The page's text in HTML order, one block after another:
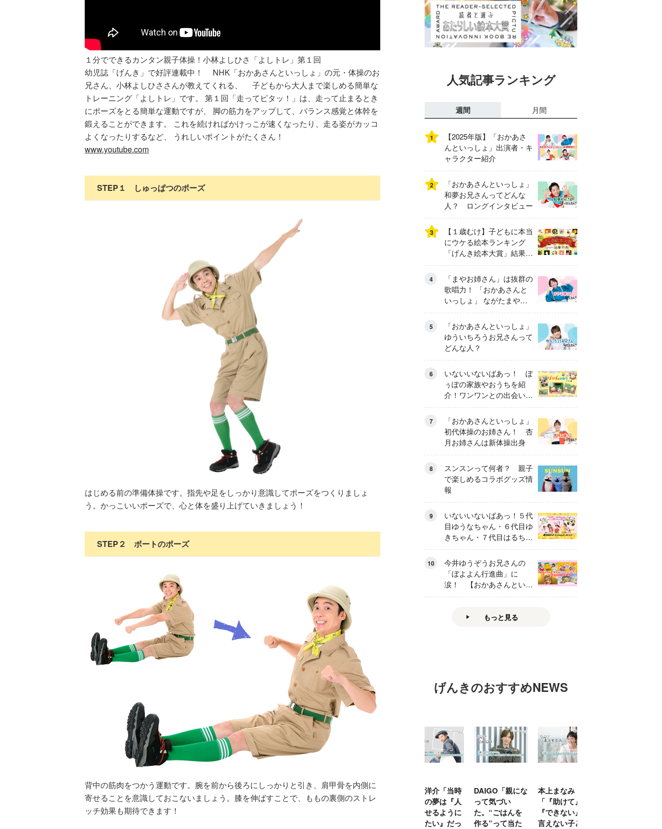
１分でできるカンタン親子体操！小林よしひさ「よしトレ」第１回
幼児誌「げんき」で好評連載中！ NHK「おかあさんといっしょ」の元・体操のお
兄さん、小林よしひささんが教えてくれる、 子どもから大人まで楽しめる簡単な
トレーニング「よしトレ」です。 第１回「走ってピタッ！」は、走って止まるとき
にポーズをとる簡単な運動ですが、 脚の筋力をアップして、バランス感覚と体幹を
鍛えることができます。 これを続ければかけっこが速くなったり、走る姿がカッコ
よくなったりするなど、 うれしいポイントがたくさん！
www.youtube.com
STEP１ しゅっぱつのポーズ
はじめる前の準備体操です。指先や足をしっかり意識してポーズをつくりましょ
う。かっこいいポーズで、心と体を盛り上げていきましょう！
STEP２ ボートのポーズ
背中の筋肉をつかう運動です。腕を前から後ろにしっかりと引き、肩甲骨を内側に
寄せることを意識しておこないましょう。膝を伸ばすことで、ももの裏側のストレ
ッチ効果も期待できます！
人気記事ランキング
週間 月間
1
【2025年版】「おかあさ
んといっしょ」出演者・キ
ャラクター紹介
2
「おかあさんといっしょ」
和夢お兄さんってどんな
人？ ロングインタビュー
3
【１歳むけ】子どもに本当
にウケる絵本ランキング
「げんき絵本大賞」結果発
表
4
「まやお姉さん」は抜群の
歌唱力！ 「おかあさんと
いっしょ」 ながたまやさ
んってどんな人？
5
「おかあさんといっしょ」
ゆういちろうお兄さんって
どんな人？
6
いないいないばあっ！ ぽ
ぅぽの家族やおうちを紹
介！ワンワンとの出会いの
瞬間も
7
「おかあさんといっしょ」
初代体操のお姉さん！ 杏
月お姉さんは新体操出身
8
スンスンって何者？ 親子
で楽しめるコラボグッズ情
報
9
いないいないばあっ！５代
目ゆうなちゃん・６代目ゆ
きちゃん・７代目はるちゃ
ん スペシャルインタビュ
ー
10
今井ゆうぞうお兄さんの
「ぼよよん行進曲」に
涙！ 【おかあさんといっ
しょ65周年特別番組】
もっと見る
げんきのおすすめNEWS
元体操のお兄さ
ん小林よしひさ
「小３で観たあ
TBSアナ井上貴
博「アナウンサ
ーになろうと思
ひろゆき「『自
分はこれが得意
長谷川あかり
「料理家になる
窪塚洋介「当時
の俺の夢は『人
DAIGO「親にな
って気づい
た。“ごはんを
作る”って当た
本上まなみ
「『助けて』
『できない』が
言えない子ども
千原せいじ「子
育ては自分のイ
ヤな面に直面す
ることが多かっ